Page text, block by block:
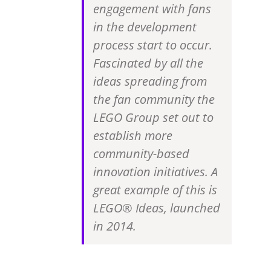
engagement with fans
in the development
process start to occur.
Fascinated by all the
ideas spreading from
the fan community the
LEGO Group set out to
establish more
community-based
innovation initiatives. A
great example of this is
LEGO® Ideas, launched
in 2014.